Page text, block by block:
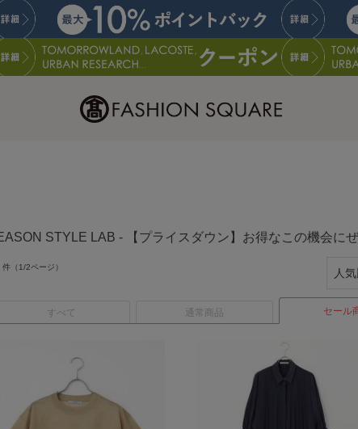
STYLE LAB - 【プライスダウン】お得なこの機会に
件（1/2ページ）
すべて 通常商品 セール